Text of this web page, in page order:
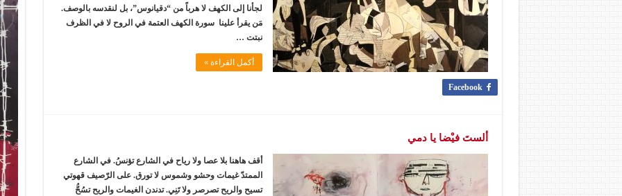
لجأنا إلى الكهف لا هرباً من “دقيانوس”، بل لنقدسه بالوصف.
مَن يقرأ علينا سورة الكهف العتمة في الروح لا في الظرف
نبتت …
أكمل القراءة »
Facebook
ألستَ فيْضا يا دمي
أقف هاهنا بلا عصا ولا رياح في الشارع تؤنسُ. في الشارع
الممتدّ غيمات وحشو وشموس لا تورق. على الرّصيف قهوتي
تسيح والريح تصرصر ولا تَنِي. تدندن الغيمات والريح تسُحُّ